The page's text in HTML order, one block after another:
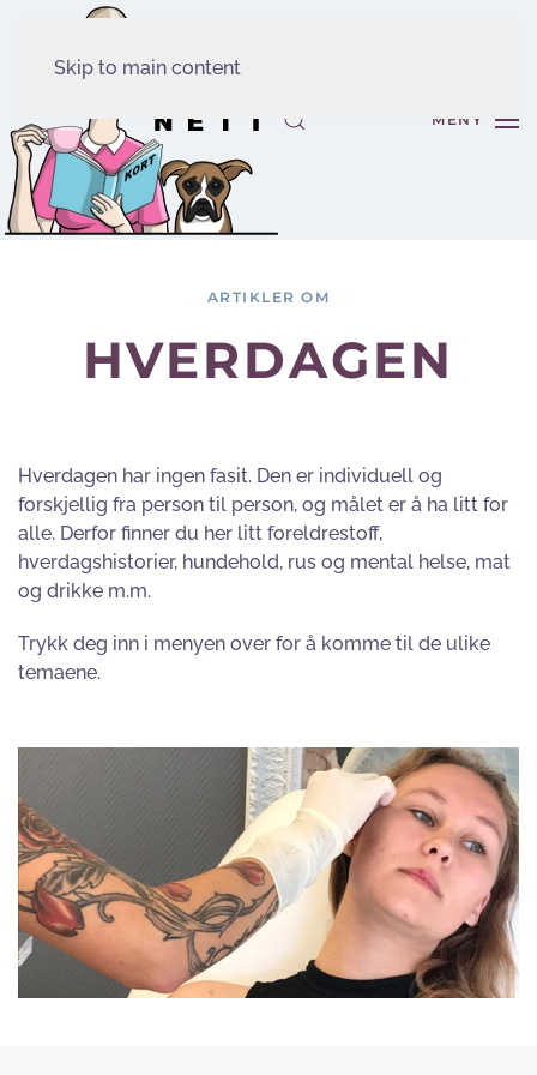
Skip to main content
MENY
ARTIKLER OM
HVERDAGEN
Hverdagen har ingen fasit. Den er individuell og
forskjellig fra person til person, og målet er å ha litt for
alle. Derfor finner du her litt foreldrestoff,
hverdagshistorier, hundehold, rus og mental helse, mat
og drikke m.m.
Trykk deg inn i menyen over for å komme til de ulike
temaene.